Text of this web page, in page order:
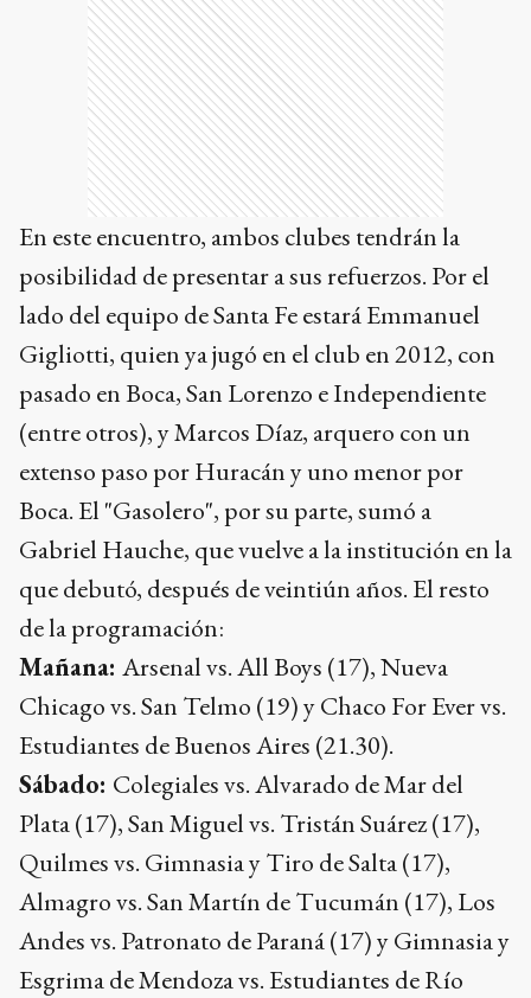
En este encuentro, ambos clubes tendrán la
posibilidad de presentar a sus refuerzos. Por el
lado del equipo de Santa Fe estará Emmanuel
Gigliotti, quien ya jugó en el club en 2012, con
pasado en Boca, San Lorenzo e Independiente
(entre otros), y Marcos Díaz, arquero con un
extenso paso por Huracán y uno menor por
Boca. El "Gasolero", por su parte, sumó a
Gabriel Hauche, que vuelve a la institución en la
que debutó, después de veintiún años. El resto
de la programación:
Mañana:Arsenal vs. All Boys (17), Nueva
Chicago vs. San Telmo (19) y Chaco For Ever vs.
Estudiantes de Buenos Aires (21.30).
Sábado:Colegiales vs. Alvarado de Mar del
Plata (17), San Miguel vs. Tristán Suárez (17),
Quilmes vs. Gimnasia y Tiro de Salta (17),
Almagro vs. San Martín de Tucumán (17), Los
Andes vs. Patronato de Paraná (17) y Gimnasia y
Esgrima de Mendoza vs. Estudiantes de Río
Cuarto (20.30).
Domingo:Mitre de Santiago del Estero vs.
Defensores Unidos de Zárate (17), Central